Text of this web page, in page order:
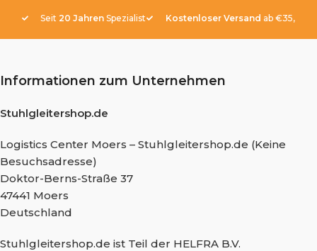
Seit 20 Jahren Spezialist Kostenloser Versand ab €35,-
Informationen zum Unternehmen
Stuhlgleitershop.de
Logistics Center Moers – Stuhlgleitershop.de (Keine
Besuchsadresse)
Doktor-Berns-Straße 37
47441 Moers
Deutschland
Stuhlgleitershop.de ist Teil der HELFRA B.V.